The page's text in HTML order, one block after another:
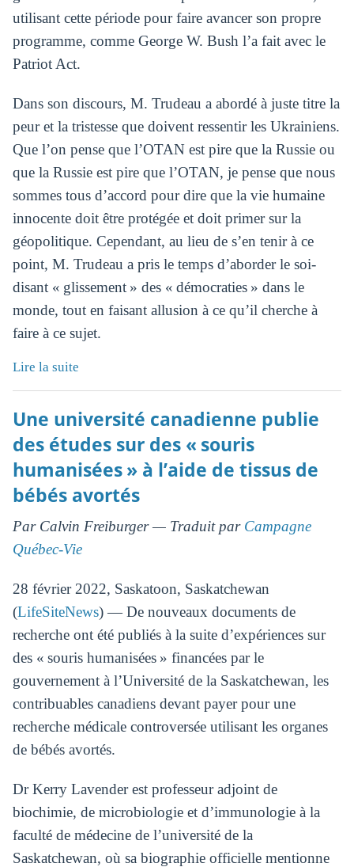
utilisant cette période pour faire avancer son propre
programme, comme George W. Bush l’a fait avec le
Patriot Act.
Dans son discours, M. Trudeau a abordé à juste titre la
peur et la tristesse que doivent ressentir les Ukrainiens.
Que l’on pense que l’OTAN est pire que la Russie ou
que la Russie est pire que l’OTAN, je pense que nous
sommes tous d’accord pour dire que la vie humaine
innocente doit être protégée et doit primer sur la
géopolitique. Cependant, au lieu de s’en tenir à ce
point, M. Trudeau a pris le temps d’aborder le soi-
disant « glissement » des « démocraties » dans le
monde, tout en faisant allusion à ce qu’il cherche à
faire à ce sujet.
Lire la suite
Une université canadienne publie
des études sur des « souris
humanisées » à l’aide de tissus de
bébés avortés
Par Calvin Freiburger — Traduit par Campagne
Québec-Vie
28 février 2022, Saskatoon, Saskatchewan
(LifeSiteNews) — De nouveaux documents de
recherche ont été publiés à la suite d’expériences sur
des « souris humanisées » financées par le
gouvernement à l’Université de la Saskatchewan, les
contribuables canadiens devant payer pour une
recherche médicale controversée utilisant les organes
de bébés avortés.
Dr Kerry Lavender est professeur adjoint de
biochimie, de microbiologie et d’immunologie à la
faculté de médecine de l’université de la
Saskatchewan, où sa biographie officielle mentionne